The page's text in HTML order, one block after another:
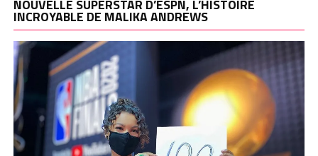
NOUVELLE SUPERSTAR D’ESPN, L’HISTOIRE
INCROYABLE DE MALIKA ANDREWS